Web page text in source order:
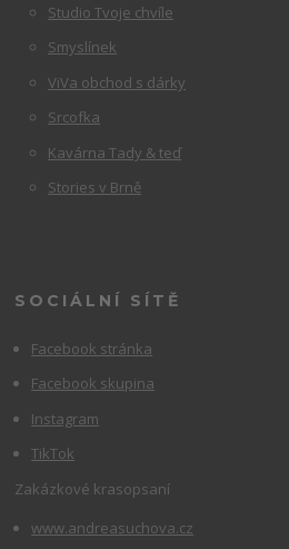
Studio Tvoje chvíle
Smyslínek
ViVa obchod s dárky
Srcofka
Kavárna Tady & teď
Stories v Brně
SOCIÁLNÍ SÍTĚ
Facebook stránka
Facebook skupina
Instagram
TikTok
Zakázkové krasopsaní
www.andreasuchova.cz